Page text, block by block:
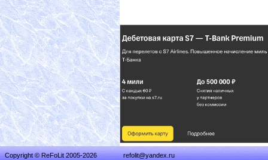
Copyright © ReFoLit 2005-2026 refolit@yandex.ru